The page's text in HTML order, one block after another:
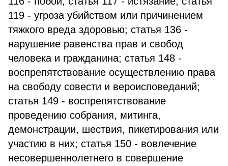
119 - угроза убийством или причинением
тяжкого вреда здоровью; статья 136 -
нарушение равенства прав и свобод
человека и гражданина; статья 148 -
воспрепятствование осуществлению права
на свободу совести и вероисповеданий;
статья 149 - воспрепятствование
проведению собрания, митинга,
демонстрации, шествия, пикетирования или
участию в них; статья 150 - вовлечение
несовершеннолетнего в совершение